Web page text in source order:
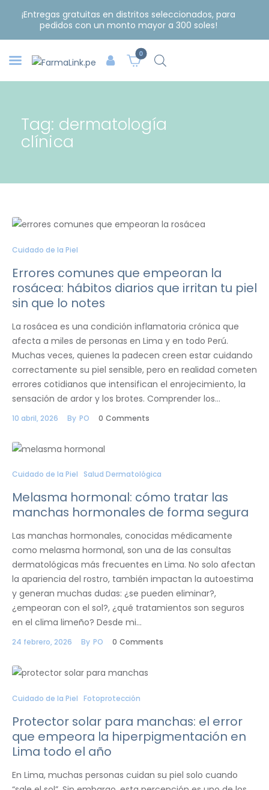
¡Entregas gratuitas en distritos seleccionados, para
pedidos con un monto mayor a 300 soles!
0
Tag: dermatología
clínica
Cuidado de la Piel
Errores comunes que empeoran la
rosácea: hábitos diarios que irritan tu piel
sin que lo notes
La rosácea es una condición inflamatoria crónica que
afecta a miles de personas en Lima y en todo Perú.
Muchas veces, quienes la padecen creen estar cuidando
correctamente su piel sensible, pero en realidad cometen
errores cotidianos que intensifican el enrojecimiento, la
sensación de ardor y los brotes. Comprender los…
10 abril, 2026 By PO 0 Comments
Cuidado de la Piel Salud Dermatológica
Melasma hormonal: cómo tratar las
manchas hormonales de forma segura
Las manchas hormonales, conocidas médicamente
como melasma hormonal, son una de las consultas
dermatológicas más frecuentes en Lima. No solo afectan
la apariencia del rostro, también impactan la autoestima
y generan muchas dudas: ¿se pueden eliminar?,
¿empeoran con el sol?, ¿qué tratamientos son seguros
en el clima limeño? Desde mi…
24 febrero, 2026 By PO 0 Comments
Cuidado de la Piel Fotoprotección
Protector solar para manchas: el error
que empeora la hiperpigmentación en
Lima todo el año
En Lima, muchas personas cuidan su piel solo cuando